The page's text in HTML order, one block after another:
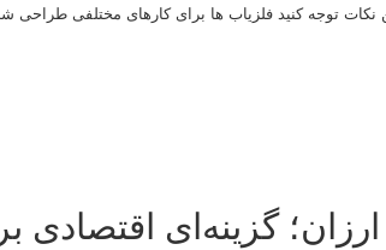
نکات توجه کنید فلزیاب ها برای کارهای مختلفی طراحی
گزینه‌ای اقتصادی